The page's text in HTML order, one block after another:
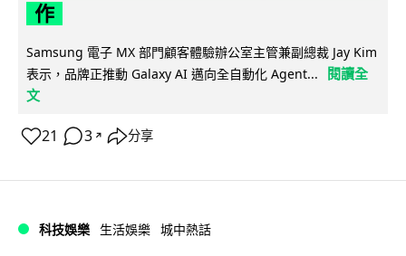
作
Samsung 電子 MX 部門顧客體驗辦公室主管兼副總裁 Jay Kim
表示，品牌正推動 Galaxy AI 邁向全自動化 Agent...
閱讀全
文
21 3 ↗ 分享
科技娛樂 生活娛樂 城中熱話